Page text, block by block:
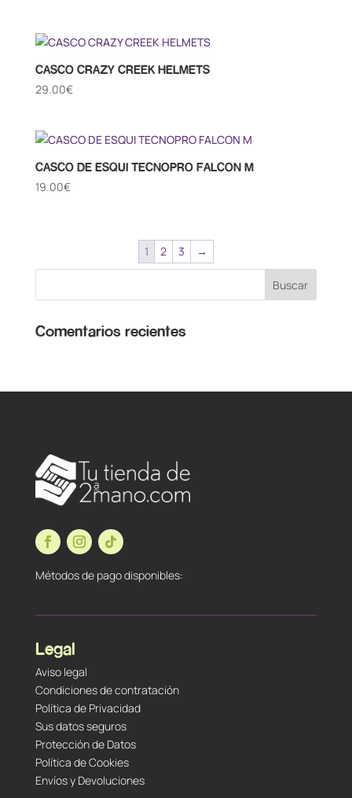
CASCO CRAZY CREEK HELMETS
29.00€
CASCO DE ESQUI TECNOPRO FALCON M
19.00€
1 2 3 →
Comentarios recientes
Métodos de pago disponibles:
Legal
Aviso legal
Condiciones de contratación
Política de Privacidad
Sus datos seguros
Protección de Datos
Política de Cookies
Envíos y Devoluciones